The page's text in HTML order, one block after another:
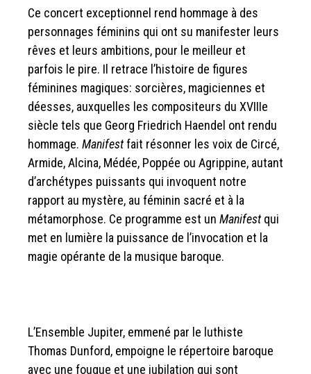
Ce concert exceptionnel rend hommage à des
personnages féminins qui ont su manifester leurs
rêves et leurs ambitions, pour le meilleur et
parfois le pire. Il retrace l’histoire de figures
féminines magiques: sorcières, magiciennes et
déesses, auxquelles les compositeurs du XVIIIe
siècle tels que Georg Friedrich Haendel ont rendu
hommage. Manifestfait résonner les voix de Circé,
Armide, Alcina, Médée, Poppée ou Agrippine, autant
d’archétypes puissants qui invoquent notre
rapport au mystère, au féminin sacré et à la
métamorphose. Ce programme est un Manifest qui
met en lumière la puissance de l’invocation et la
magie opérante de la musique baroque.
L’Ensemble Jupiter, emmené par le luthiste
Thomas Dunford, empoigne le répertoire baroque
avec une fougue et une jubilation qui sont